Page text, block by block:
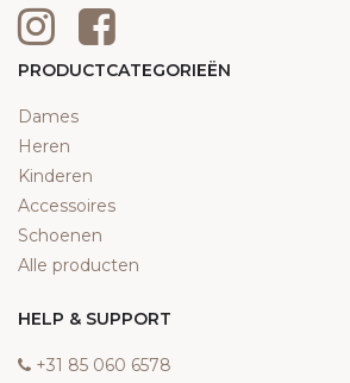
PRODUCTCATEGORIEËN
Dames
Heren
Kinderen
Accessoires
Schoenen
Alle producten
HELP & SUPPORT
‎+31 85 060 6578